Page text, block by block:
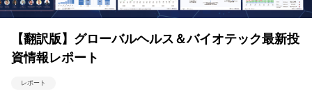
【翻訳版】グローバルヘルス＆バイオテック最新投
資情報レポート
レポート